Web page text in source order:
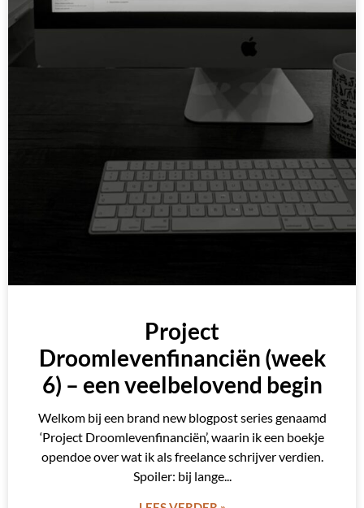
Project
Droomlevenfinanciën (week
6) – een veelbelovend begin
Welkom bij een brand new blogpost series genaamd
‘Project Droomlevenfinanciën’, waarin ik een boekje
opendoe over wat ik als freelance schrijver verdien.
Spoiler: bij lange